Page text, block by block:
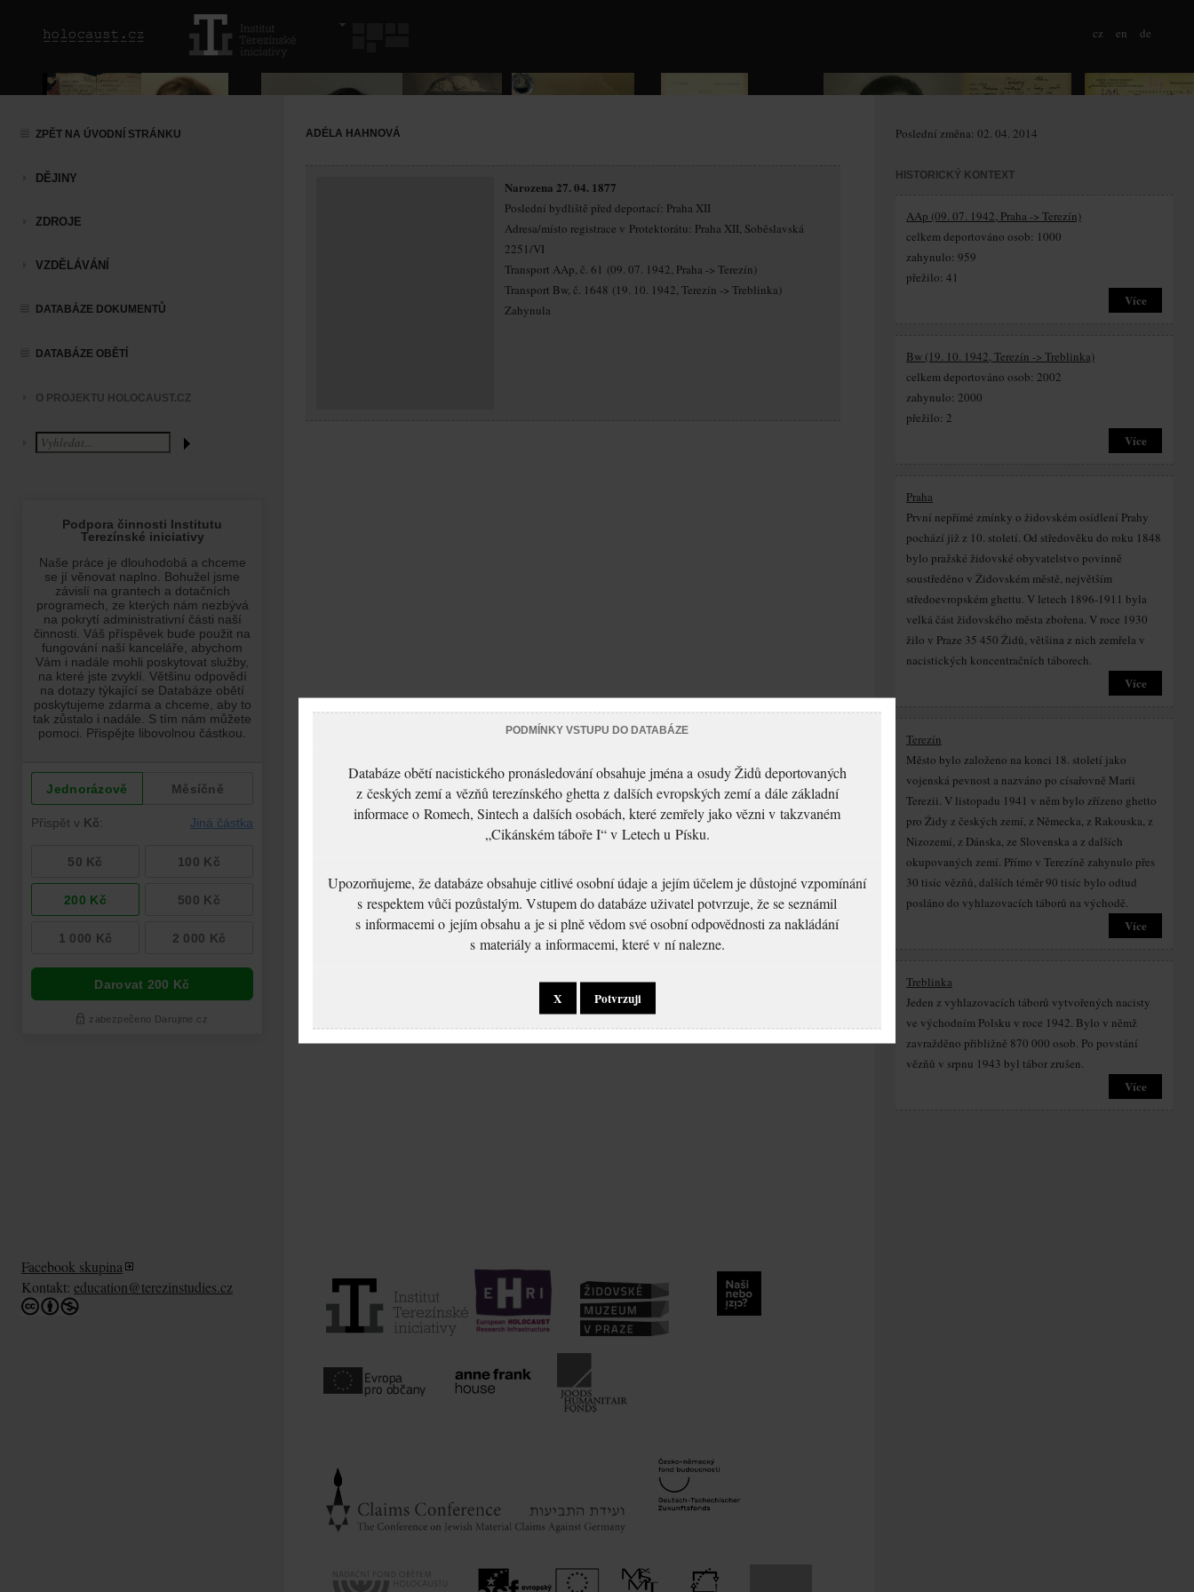
cz en de
ZPĚT NA ÚVODNÍ STRÁNKU
DĚJINY
ZDROJE
VZDĚLÁVÁNÍ
DATABÁZE DOKUMENTŮ
DATABÁZE OBĚTÍ
O PROJEKTU HOLOCAUST.CZ
ADÉLA HAHNOVÁ
Narozena 27. 04. 1877
Poslední bydliště před deportací: Praha XII
Adresa/místo registrace v Protektorátu: Praha XII, Soběslavská
2251/VI
Transport AAp, č. 61 (09. 07. 1942, Praha -> Terezín)
Transport Bw, č. 1648 (19. 10. 1942, Terezín -> Treblinka)
Zahynula
Poslední změna: 02. 04. 2014
HISTORICKÝ KONTEXT
AAp (09. 07. 1942, Praha -> Terezín)
celkem deportováno osob: 1000
zahynulo: 959
přežilo: 41
Více
Bw (19. 10. 1942, Terezín -> Treblinka)
celkem deportováno osob: 2002
zahynulo: 2000
přežilo: 2
Více
Praha
První nepřímé zmínky o židovském osídlení Prahy
pochází již z 10. století. Od středověku do roku 1848
bylo pražské židovské obyvatelstvo povinně
soustředěno v Židovském městě, největším
středoevropském ghettu. V letech 1896-1911 byla
velká část židovského města zbořena. V roce 1930
žilo v Praze 35 450 Židů, většina z nich zemřela v
nacistických koncentračních táborech.
Více
Terezín
Město bylo založeno na konci 18. století jako
vojenská pevnost a nazváno po císařovně Marii
Terezii. V listopadu 1941 v něm bylo zřízeno ghetto
pro Židy z českých zemí, z Německa, z Rakouska, z
Nizozemí, z Dánska, ze Slovenska a z dalších
okupovaných zemí. Přímo v Terezíně zahynulo přes
30 tisíc vězňů, dalších téměr 90 tisíc bylo odtud
posláno do vyhlazovacích táborů na východě.
Více
Treblinka
Jeden z vyhlazovacích táborů vytvořených nacisty
ve východním Polsku v roce 1942. Bylo v němž
zavražděno přibližně 870 000 osob. Po povstání
vězňů v srpnu 1943 byl tábor zrušen.
Více
Facebook skupina
Kontakt: education@terezinstudies.cz
PODMÍNKY VSTUPU DO DATABÁZE
Databáze obětí nacistického pronásledování obsahuje jména a osudy Židů deportovaných
z českých zemí a vězňů terezínského ghetta z dalších evropských zemí a dále základní
informace o Romech, Sintech a dalších osobách, které zemřely jako vězni v takzvaném
„Cikánském táboře I“ v Letech u Písku.
Upozorňujeme, že databáze obsahuje citlivé osobní údaje a jejím účelem je důstojné vzpomínání
s respektem vůči pozůstalým. Vstupem do databáze uživatel potvrzuje, že se seznámil
s informacemi o jejím obsahu a je si plně vědom své osobní odpovědnosti za nakládání
s materiály a informacemi, které v ní nalezne.
X Potvrzuji